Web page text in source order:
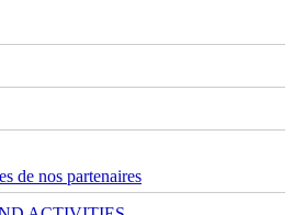
de nos partenaires